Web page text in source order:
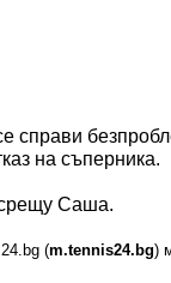
справи
на съперника.
Саша.
(m.tennis24.bg)